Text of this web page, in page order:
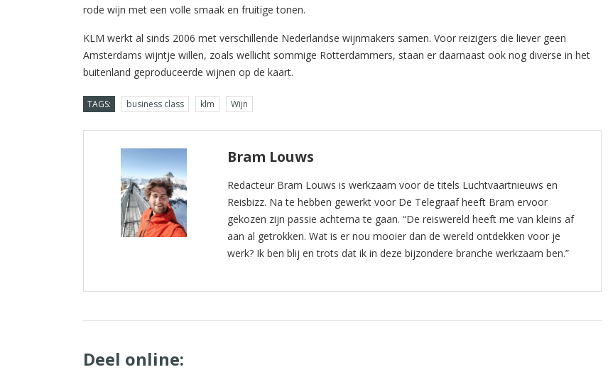
rode wijn met een volle smaak en fruitige tonen.
KLM werkt al sinds 2006 met verschillende Nederlandse wijnmakers samen. Voor reizigers die liever geen
Amsterdams wijntje willen, zoals wellicht sommige Rotterdammers, staan er daarnaast ook nog diverse in het
buitenland geproduceerde wijnen op de kaart.
TAGS: business class klm Wijn
Bram Louws
Redacteur Bram Louws is werkzaam voor de titels Luchtvaartnieuws en
Reisbizz. Na te hebben gewerkt voor De Telegraaf heeft Bram ervoor
gekozen zijn passie achterna te gaan. “De reiswereld heeft me van kleins af
aan al getrokken. Wat is er nou mooier dan de wereld ontdekken voor je
werk? Ik ben blij en trots dat ik in deze bijzondere branche werkzaam ben.”
Deel online: